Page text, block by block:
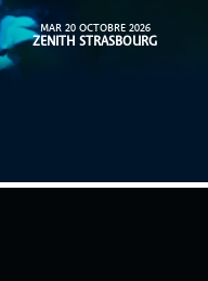
MAR 20 OCTOBRE 2026
ZENITH STRASBOURG